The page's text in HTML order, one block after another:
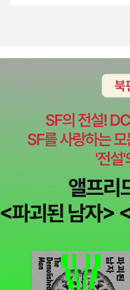
던 '헤라클레스'.신과 인간의 얽
진감이 넘치는 그리스 로마신화
가 익히 알고 있던 그리스 로마
과 재미를 더해갑니다.모험을 떠
모험은 인간의 본성이 (사랑, 믿
엇일까를 생각해 보게 됩니다. 본